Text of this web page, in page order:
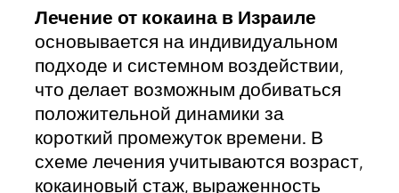
Лечение от кокаина в Израиле
основывается на индивидуальном
подходе и системном воздействии,
что делает возможным добиваться
положительной динамики за
короткий промежуток времени. В
схеме лечения учитываются возраст,
кокаиновый стаж, выраженность